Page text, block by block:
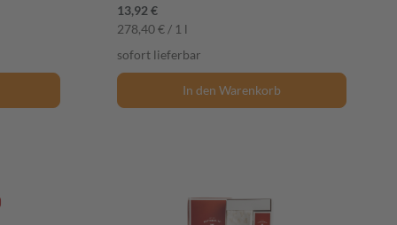
13,92 €
278,40 € / 1 l
sofort lieferbar
In den Warenkorb